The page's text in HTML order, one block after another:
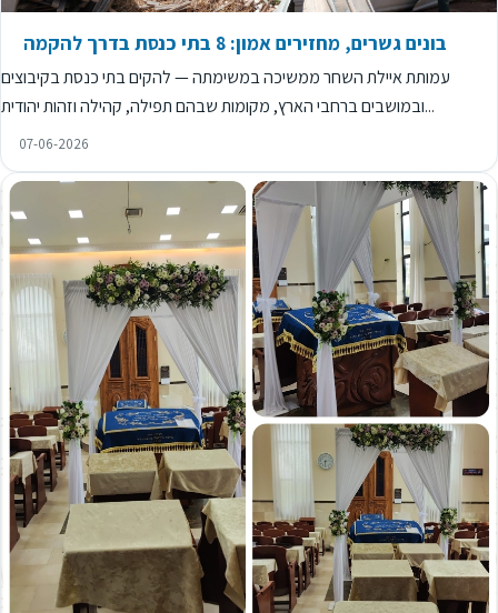
בונים גשרים, מחזירים אמון: 8 בתי כנסת בדרך להקמה
עמותת איילת השחר ממשיכה במשימתה — להקים בתי כנסת בקיבוצים
ובמושבים ברחבי הארץ, מקומות שבהם תפילה, קהילה וזהות יהודית...
07-06-2026